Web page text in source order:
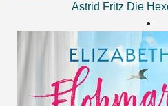
Astrid Fritz Die